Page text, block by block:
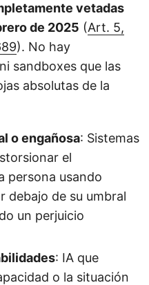
vetadas
de 2025 (Art. 5,
). No hay
sandboxes que las
absolutas de la
o engañosa: Sistemas
el
persona usando
debajo de su umbral
un perjuicio
: IA que
o la situación